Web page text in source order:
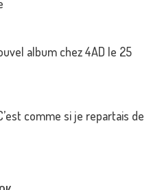
album chez 4AD le 25
comme si je repartais de